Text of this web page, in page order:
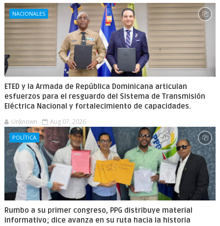
NACIONALES
ETED y la Armada de República Dominicana articulan
esfuerzos para el resguardo del Sistema de Transmisión
Eléctrica Nacional y fortalecimiento de capacidades.
Unknown Aug 07, 2026
POLÍTICA
Rumbo a su primer congreso, PPG distribuye material
informativo; dice avanza en su ruta hacia la historia